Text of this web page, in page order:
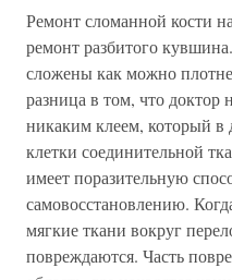
Ремонт сломанной кости
ремонт разбитого
сложены как можно
разница в том, что доктор
никаким клеем, который в
клетки соединительной
имеет поразительную
самовосстановлению.
мягкие ткани вокруг
повреждаются. Часть